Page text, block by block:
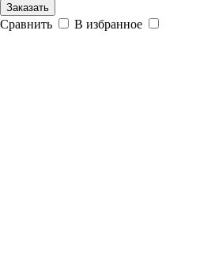
Заказать
Сравнить В избранное